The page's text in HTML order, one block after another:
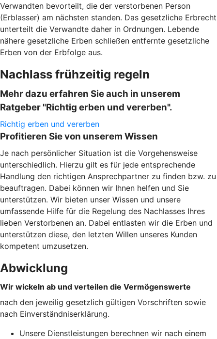
Verwandten bevorteilt, die der verstorbenen Person
(Erblasser) am nächsten standen. Das gesetzliche Erbrecht
unterteilt die Verwandte daher in Ordnungen. Lebende
nähere gesetzliche Erben schließen entfernte gesetzliche
Erben von der Erbfolge aus.
Nachlass frühzeitig regeln
Mehr dazu erfahren Sie auch in unserem
Ratgeber "Richtig erben und vererben".
Richtig erben und vererben
Profitieren Sie von unserem Wissen
Je nach persönlicher Situation ist die Vorgehensweise
unterschiedlich. Hierzu gilt es für jede entsprechende
Handlung den richtigen Ansprechpartner zu finden bzw. zu
beauftragen. Dabei können wir Ihnen helfen und Sie
unterstützen. Wir bieten unser Wissen und unsere
umfassende Hilfe für die Regelung des Nachlasses Ihres
lieben Verstorbenen an. Dabei entlasten wir die Erben und
unterstützen diese, den letzten Willen unseres Kunden
kompetent umzusetzen.
Abwicklung
Wir wickeln ab und verteilen die Vermögenswerte
nach den jeweilig gesetzlich gültigen Vorschriften sowie
nach Einverständniserklärung.
Unsere Dienstleistungen berechnen wir nach einem